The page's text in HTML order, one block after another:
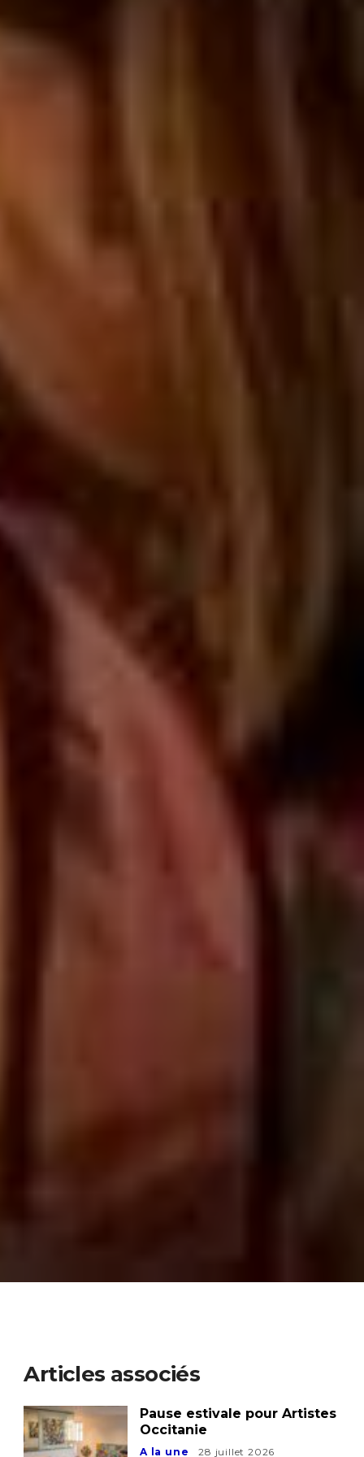
Articles associés
Pause estivale pour Artistes
Occitanie
A la une 28 juillet 2026